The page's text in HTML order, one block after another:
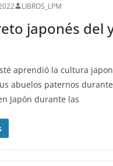
LIBROS_LPM
japonés del
aprendió la cultura
abuelos paternos
Japón durante las